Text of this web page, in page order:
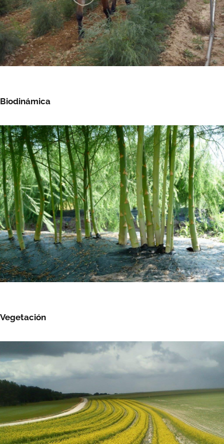
Biodinámica
Vegetación